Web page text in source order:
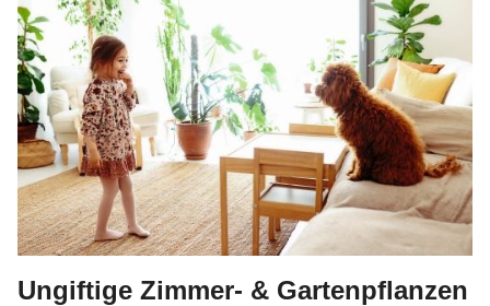
Ungiftige Zimmer- & Gartenpflanzen